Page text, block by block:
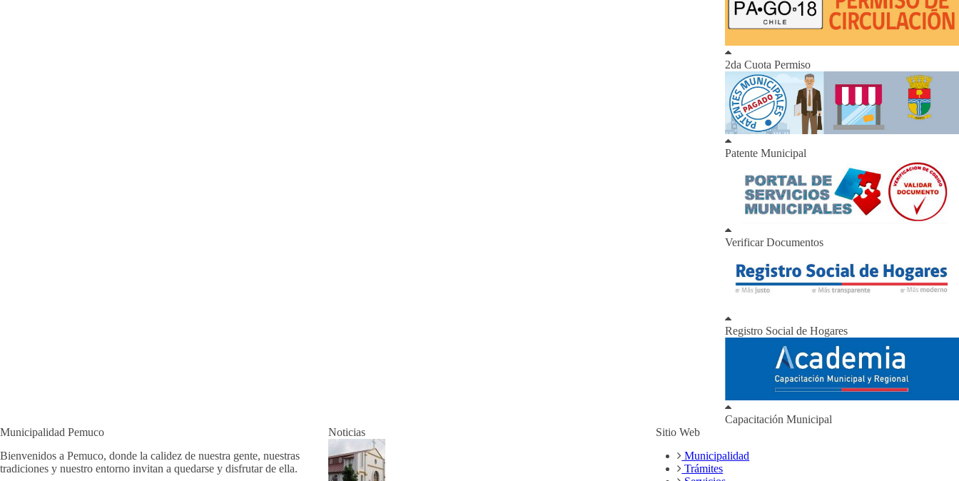
2da Cuota Permiso
Patente Municipal
Verificar Documentos
Registro Social de Hogares
Capacitación Municipal
Municipalidad Pemuco
Bienvenidos a Pemuco, donde la calidez de nuestra gente, nuestras
tradiciones y nuestro entorno invitan a quedarse y disfrutar de ella.
Noticias
Sitio Web
Municipalidad
Trámites